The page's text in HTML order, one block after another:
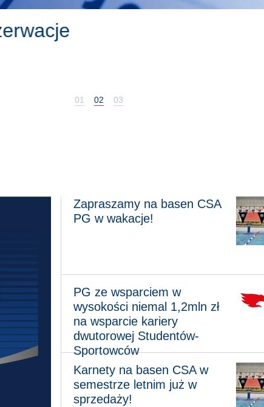
Kup karnety na
01 02 03
Zapraszamy na basen CSA PG w wakacje!
Zapraszamy na basen CSA
PG w wakacje!
PG ze wsparciem w
wysokości niemal 1,2mln zł
na wsparcie kariery
dwutorowej Studentów-
Sportowców
Karnety na basen CSA w semestrze letnim już
Karnety na basen CSA w
semestrze letnim już w
sprzedaży!